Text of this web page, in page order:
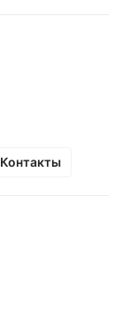
Контакты